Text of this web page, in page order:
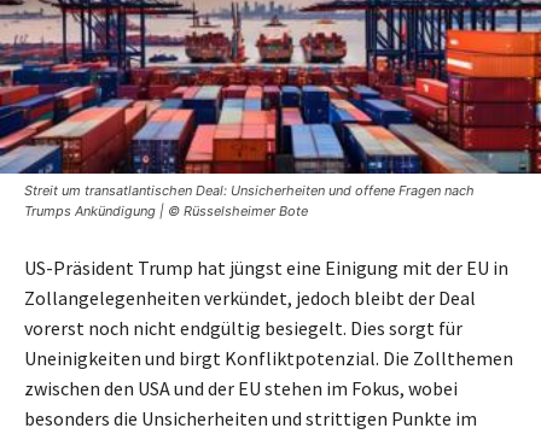
Streit um transatlantischen Deal: Unsicherheiten und offene Fragen nach
Trumps Ankündigung | © Rüsselsheimer Bote
US-Präsident Trump hat jüngst eine Einigung mit der EU in
Zollangelegenheiten verkündet, jedoch bleibt der Deal
vorerst noch nicht endgültig besiegelt. Dies sorgt für
Uneinigkeiten und birgt Konfliktpotenzial. Die Zollthemen
zwischen den USA und der EU stehen im Fokus, wobei
besonders die Unsicherheiten und strittigen Punkte im